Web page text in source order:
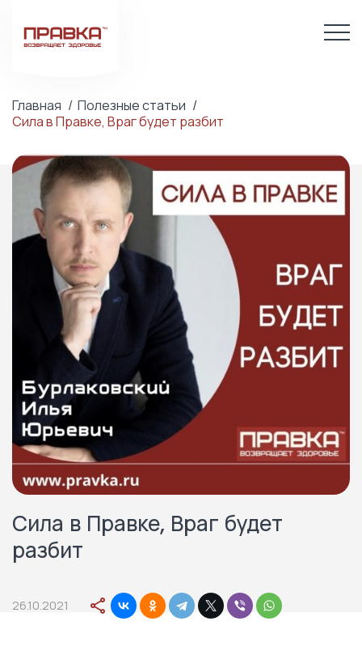
Главная
Полезные статьи
Сила в Правке, Враг будет разбит
Сила в Правке, Враг будет
разбит
26.10.2021